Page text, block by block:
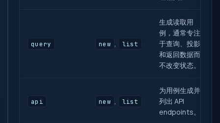
query new list
生成读取用
例，通常专注
于查询、投影
和返回数据而
不改变状态。
api new list
为用例生成并
列出 API
endpoints。